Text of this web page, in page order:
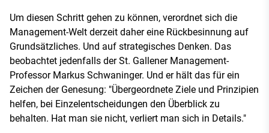
Um diesen Schritt gehen zu können, verordnet sich die
Management-Welt derzeit daher eine Rückbesinnung auf
Grundsätzliches. Und auf strategisches Denken. Das
beobachtet jedenfalls der St. Gallener Management-
Professor Markus Schwaninger. Und er hält das für ein
Zeichen der Genesung: "Übergeordnete Ziele und Prinzipien
helfen, bei Einzelentscheidungen den Überblick zu
behalten. Hat man sie nicht, verliert man sich in Details."